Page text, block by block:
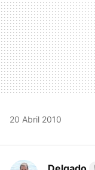
20 Abril 2010